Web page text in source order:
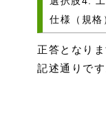
仕様（規格
正答となりま
記述通りです